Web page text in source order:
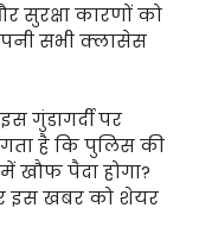
सुरक्षा कारणों को
सभी क्लासेस
गुंडागर्दी पर
है कि पुलिस की
खौफ पैदा होगा?
इस खबर को शेयर